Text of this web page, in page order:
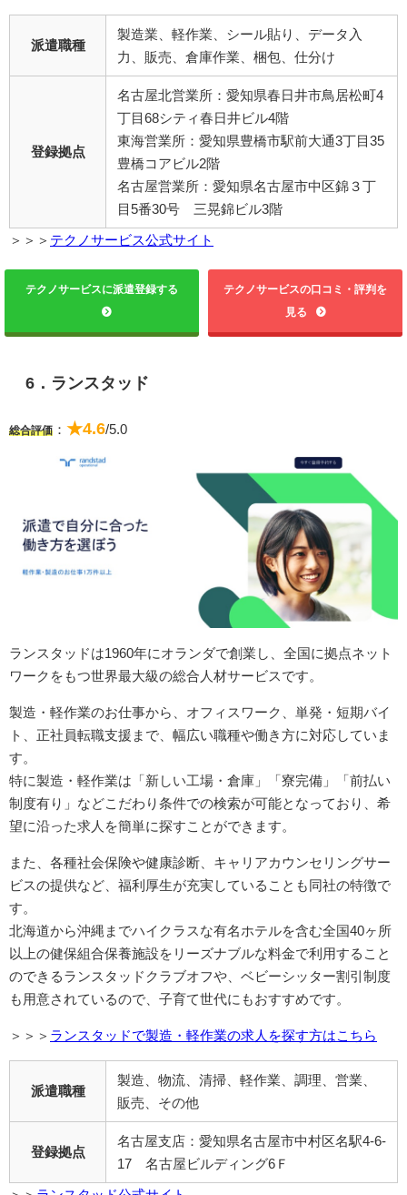
派遣職種
製造業、軽作業、シール貼り、データ入
力、販売、倉庫作業、梱包、仕分け
登録拠点
名古屋北営業所：愛知県春日井市鳥居松町4
丁目68シティ春日井ビル4階
東海営業所：愛知県豊橋市駅前大通3丁目35
豊橋コアビル2階
名古屋営業所：愛知県名古屋市中区錦３丁
目5番30号 三晃錦ビル3階
＞＞＞ テクノサービス公式サイト
テクノサービスに派遣登録する テクノサービスの口コミ・評判を
見る
6．ランスタッド
総合評価 ： ★4.6/5.0
ランスタッドは1960年にオランダで創業し、全国に拠点ネット
ワークをもつ世界最大級の総合人材サービスです。
製造・軽作業のお仕事から、オフィスワーク、単発・短期バイ
ト、正社員転職支援まで、幅広い職種や働き方に対応していま
す。
特に製造・軽作業は「新しい工場・倉庫」「寮完備」「前払い
制度有り」などこだわり条件での検索が可能となっており、希
望に沿った求人を簡単に探すことができます。
また、各種社会保険や健康診断、キャリアカウンセリングサー
ビスの提供など、福利厚生が充実していることも同社の特徴で
す。
北海道から沖縄までハイクラスな有名ホテルを含む全国40ヶ所
以上の健保組合保養施設をリーズナブルな料金で利用すること
のできるランスタッドクラブオフや、ベビーシッター割引制度
も用意されているので、子育て世代にもおすすめです。
＞＞＞ ランスタッドで製造・軽作業の求人を探す方はこちら
派遣職種
製造、物流、清掃、軽作業、調理、営業、
販売、その他
登録拠点
名古屋支店：愛知県名古屋市中村区名駅4-6-
17 名古屋ビルディング6Ｆ